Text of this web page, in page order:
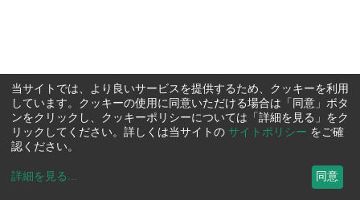
当サイトでは、より良いサービスを提供するため、クッキーを利用
しています。クッキーの使用に同意いただける場合は「同意」ボタ
ンをクリックし、クッキーポリシーについては「詳細を見る」をク
リックしてください。詳しくは当サイトの サイトポリシー をご確
認ください。
詳細を見る ... 同意